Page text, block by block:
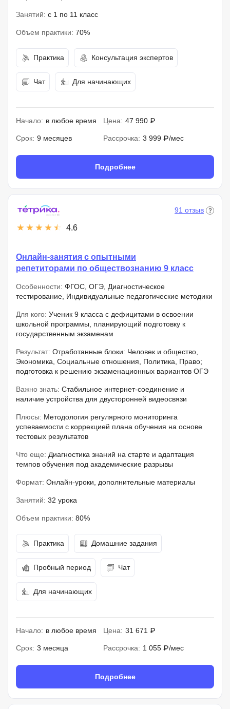
Занятий: с 1 по 11 класс
Объем практики: 70%
Практика Консультация экспертов
Чат Для начинающих
Начало: в любое время Цена: 47 990 ₽
Срок: 9 месяцев Рассрочка: 3 999 ₽/мес
Подробнее
4.6
91 отзыв
Онлайн-занятия с опытными
репетиторами по обществознанию 9 класс
Особенности: ФГОС, ОГЭ, Диагностическое
тестирование, Индивидуальные педагогические методики
Для кого: Ученик 9 класса с дефицитами в освоении
школьной программы, планирующий подготовку к
государственным экзаменам
Результат: Отработанные блоки: Человек и общество,
Экономика, Социальные отношения, Политика, Право;
подготовка к решению экзаменационных вариантов ОГЭ
Важно знать: Стабильное интернет-соединение и
наличие устройства для двусторонней видеосвязи
Плюсы: Методология регулярного мониторинга
успеваемости с коррекцией плана обучения на основе
тестовых результатов
Что еще: Диагностика знаний на старте и адаптация
темпов обучения под академические разрывы
Формат: Онлайн-уроки, дополнительные материалы
Занятий: 32 урока
Объем практики: 80%
Практика Домашние задания
Пробный период Чат
Для начинающих
Начало: в любое время Цена: 31 671 ₽
Срок: 3 месяца Рассрочка: 1 055 ₽/мес
Подробнее